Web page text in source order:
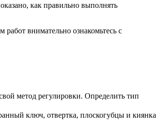
как правильно выполнять
внимательно ознакомьтесь с
метод регулировки. Определить тип
ключ, отвертка, плоскогубцы и киянка